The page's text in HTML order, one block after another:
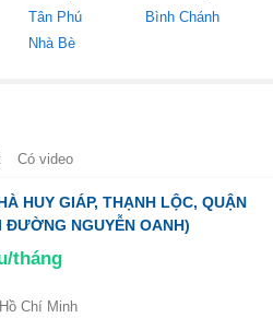
Tân Phú
Bình Chánh
Nhà Bè
Có video
HUY GIÁP, THẠNH LỘC, QUẬN
ĐƯỜNG NGUYỄN OANH)
tháng
Chí Minh